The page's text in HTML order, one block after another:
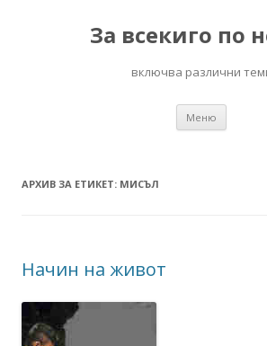
За всекиго по
включва различни
Меню
АРХИВ ЗА ЕТИКЕТ: МИСЪЛ
Начин на живот